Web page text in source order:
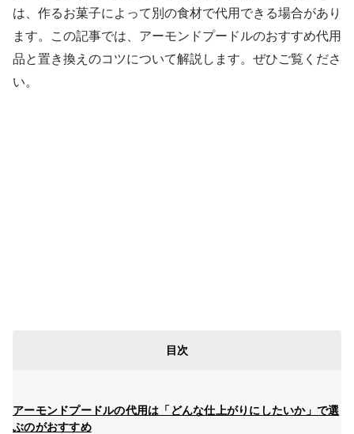
は、作るお菓子によって別の食材で代用できる場合があり
ます。この記事では、アーモンドプードルのおすすめ代用
品と置き換えのコツについて解説します。ぜひご覧くださ
い。
目次
アーモンドプードルの代用は「どんな仕上がりにしたいか」で選
ぶのがおすすめ